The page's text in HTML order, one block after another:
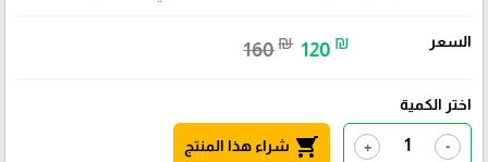
السعر 160₪ 120 ₪
اختر الكمية
-
+
shopping_cart شراء هذا المنتج